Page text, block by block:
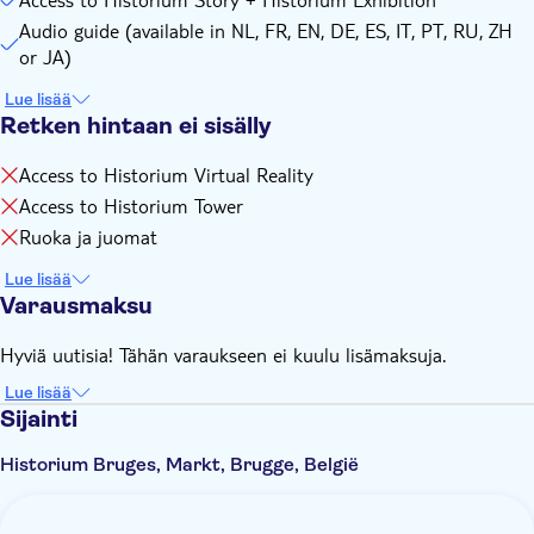
Audio guide (available in NL, FR, EN, DE, ES, IT, PT, RU, ZH
or JA)
Lue lisää
Retken hintaan ei sisälly
Access to Historium Virtual Reality
Access to Historium Tower
Ruoka ja juomat
Lue lisää
Varausmaksu
Hyviä uutisia! Tähän varaukseen ei kuulu lisämaksuja.
Lue lisää
Sijainti
Historium Bruges, Markt, Brugge, België